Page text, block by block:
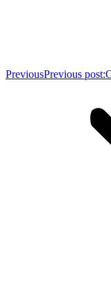
PreviousPrevious post: